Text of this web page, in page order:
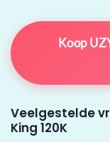
Koop
Veelgestelde
King 120K